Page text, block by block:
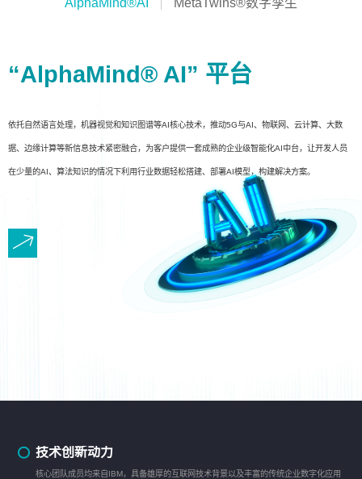
AlphaMind®AI MetaTwins®数字孪生
“AlphaMind® AI” 平台
依托自然语言处理，机器视觉和知识图谱等AI核心技术，推动5G与AI、物联网、云计算、大数
据、边缘计算等新信息技术紧密融合，为客户提供一套成熟的企业级智能化AI中台，让开发人员
在少量的AI、算法知识的情况下利用行业数据轻松搭建、部署AI模型，构建解决方案。
技术创新动力
核心团队成员均来自IBM，具备雄厚的互联网技术背景以及丰富的传统企业数字化应用